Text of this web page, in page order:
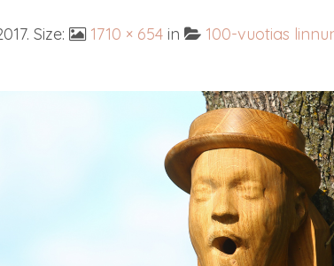
. Size: 1710 × 654in 100-vuotias